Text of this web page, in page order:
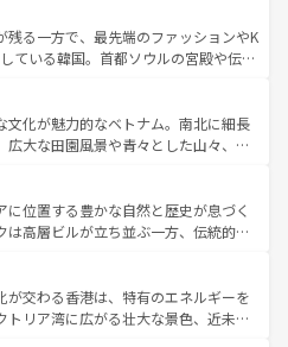
お、新着のハワイ情報
参照してほしい。
も充実しており、サーフィンやダイ
など、アウトドア好きにはたまらな
の多彩な魅力を存分に味わいつくそ
帯である台湾東部など、都市の喧騒
存しており、訪れる人に新しい発見と
れる。また、奥深い台湾の食文化も魅
イーツなど、バラエティ豊かな料理
る。 なお、新着の台湾情報は コンテンツ一覧を参
残る一方で、最先端のファッションやK
ている韓国。首都ソウルの宮殿や伝統
ば四季折々の自然美を楽しむことが
ムチや焼肉、絶品のストリートフード
国料理が待っている。夜には、韓国な
、韓国の多彩な魅力を心ゆくまで味
わってみてほしい。 なお、新着の韓国情報はコンテンツ一
。
文化が魅力的なベトナム。南北に細長
広大な田園風景や青々とした山々、世
が息づく。ハノイの古い町並みやホ
ス統治時代の建物も、独特の雰囲気を
た、バラエティの豊かさとおいしさで
ミー、ベトナムコーヒーなどは、ぜ
。どの地域を訪れてもあたたかい人々
れるので、きっと忘れられない旅にな
に位置する豊かな自然と歴史が息づく
は高層ビルが立ち並ぶ一方、伝統的な
。北部ではチェンマイなどの山岳地
、南部ではプーケットやクラビの美し
気分を楽しむことができる。タイ料理
が交わる香港は、特有のエネルギーを
トリア湾に広がる壮大な景色、近未来